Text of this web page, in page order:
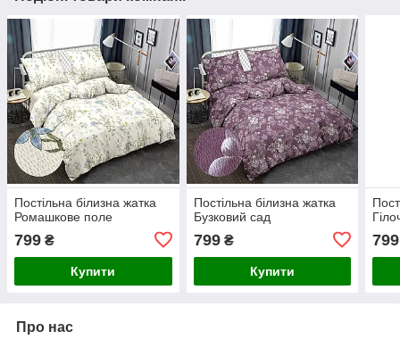
Постільна білизна жатка
Ромашкове поле
799 ₴
Купити
Постільна білизна жатка
Бузковий сад
799₴
Купити
799
Про нас